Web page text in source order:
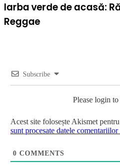
Iarba verde de acasă:
Reggae
Subscribe
Please login
Acest site folosește Akismet
sunt procesate datele comentariilor
0 COMMENTS